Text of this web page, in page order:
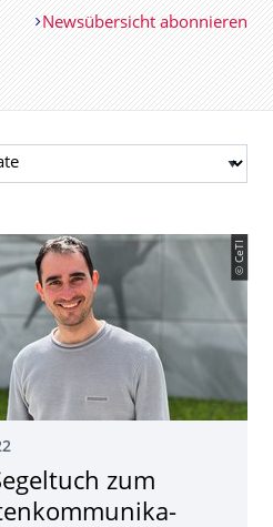
Newsübersicht abonnieren
© CeTI
zum